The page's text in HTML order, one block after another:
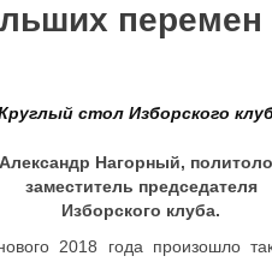
перемен
стол Изборского
Нагорный,
заместитель председателя
Изборского клуба.
2018 года произошло